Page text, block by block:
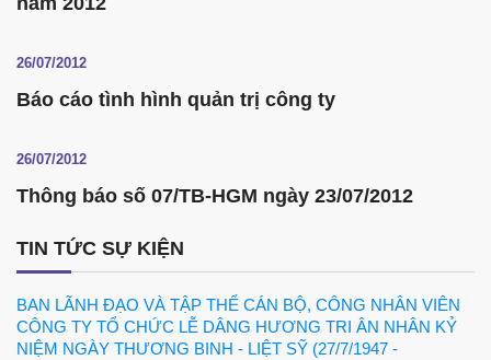
26/07/2012
Báo cáo tình hình quản trị công ty
26/07/2012
Thông báo số 07/TB-HGM ngày 23/07/2012
TIN TỨC SỰ KIỆN
BAN LÃNH ĐẠO VÀ TẬP THỂ CÁN BỘ, CÔNG NHÂN VIÊN
CÔNG TY TỔ CHỨC LỄ DÂNG HƯƠNG TRI ÂN NHÂN KỶ
NIỆM NGÀY THƯƠNG BINH - LIỆT SỸ (27/7/1947 -